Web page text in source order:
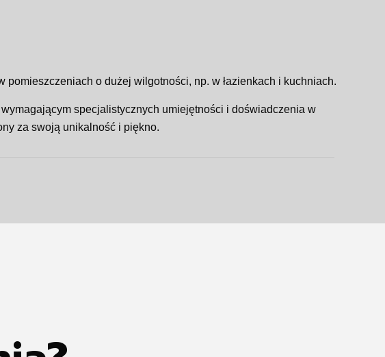
o dużej wilgotności, np. w łazienkach i kuchniach.
specjalistycznych umiejętności i doświadczenia w
za swoją unikalność i piękno.